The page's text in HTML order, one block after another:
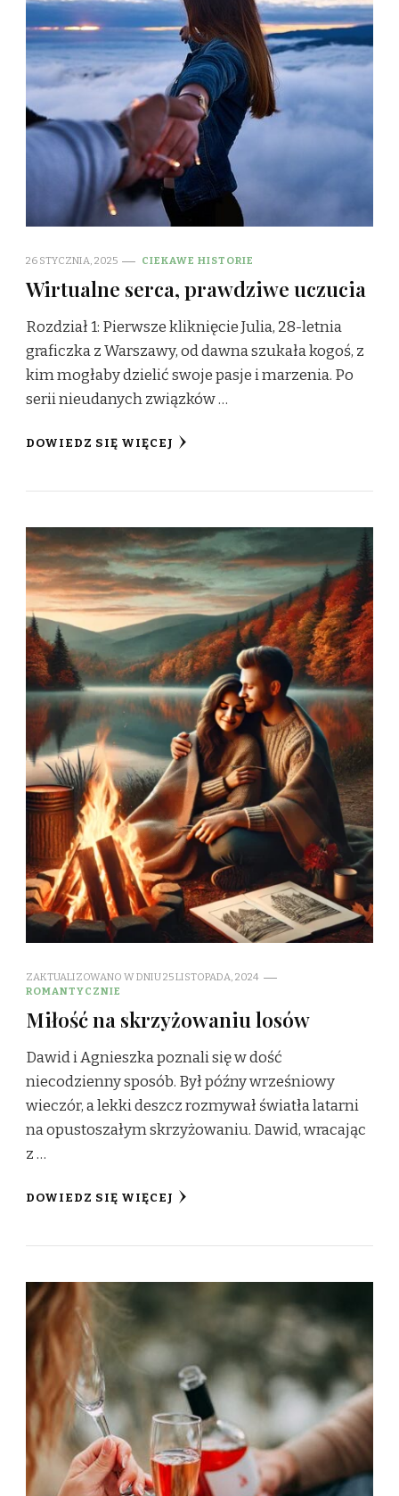
26 STYCZNIA, 2025 CIEKAWE HISTORIE
Wirtualne serca, prawdziwe uczucia
Rozdział 1: Pierwsze kliknięcie Julia, 28-letnia
graficzka z Warszawy, od dawna szukała kogoś, z
kim mogłaby dzielić swoje pasje i marzenia. Po
serii nieudanych związków …
DOWIEDZ SIĘ WIĘCEJ
ZAKTUALIZOWANO W DNIU25 LISTOPADA, 2024
ROMANTYCZNIE
Miłość na skrzyżowaniu losów
Dawid i Agnieszka poznali się w dość
niecodzienny sposób. Był późny wrześniowy
wieczór, a lekki deszcz rozmywał światła latarni
na opustoszałym skrzyżowaniu. Dawid, wracając
z …
DOWIEDZ SIĘ WIĘCEJ